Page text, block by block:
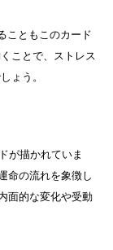
こともこのカード
ことで、ストレス
ょう。
が描かれていま
命の流れを象徴し
面的な変化や受動